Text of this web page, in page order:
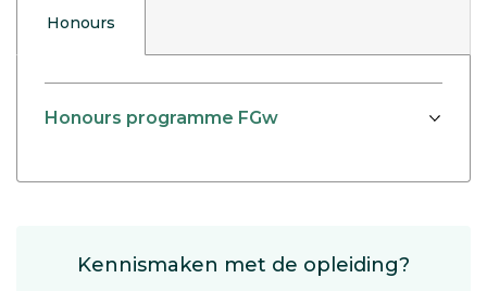
Honours
Honours programme FGw
Kennismaken met de opleiding?